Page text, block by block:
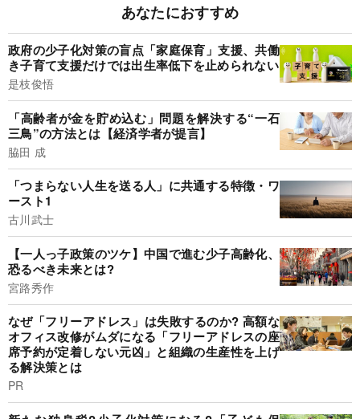
あなたにおすすめ
政府の少子化対策の盲点「家庭保育」支援、共働
き子育て支援だけでは出生率低下を止められない
是枝俊悟
「高齢者が金を貯め込む」問題を解決する“一石
三鳥”の方法とは【経済学者が提言】
脇田 成
「つまらない人生を送る人」に共通する特徴・ワ
ースト1
古川武士
【一人っ子政策のツケ】中国で進む少子高齢化、
恐るべき未来とは?
宮路秀作
なぜ「フリーアドレス」は失敗するのか? 高額な
オフィス改修がムダになる「フリーアドレスの座
席予約が定着しない元凶」と組織の生産性を上げ
る解決策とは
PR